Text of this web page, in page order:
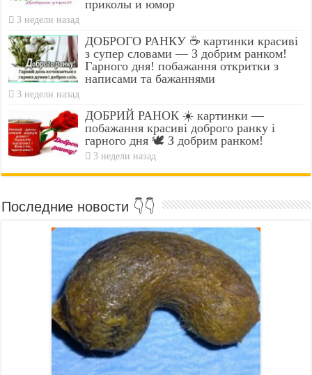
приколы и юмор
3 недели назад
ДОБРОГО РАНКУ ☕ картинки красиві
з супер словами — З добрим ранком!
Гарного дня! побажання откритки з
написами та бажаннями
3 недели назад
ДОБРИЙ РАНОК ☀️ картинки —
побажання красиві доброго ранку і
гарного дня 🕊️ З добрим ранком!
3 недели назад
Последние новости 👇👇